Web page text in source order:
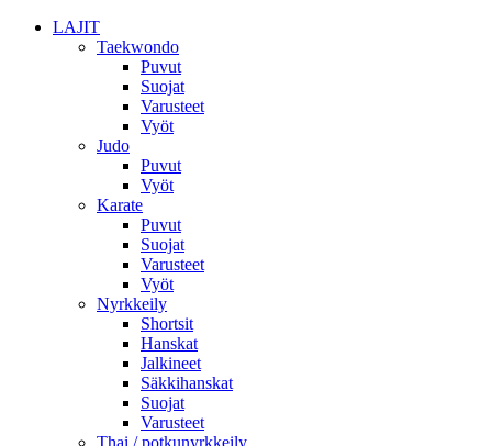
LAJIT
Taekwondo
Puvut
Suojat
Varusteet
Vyöt
Judo
Puvut
Vyöt
Karate
Puvut
Suojat
Varusteet
Vyöt
Nyrkkeily
Shortsit
Hanskat
Jalkineet
Säkkihanskat
Suojat
Varusteet
Thai / potkunyrkkeily